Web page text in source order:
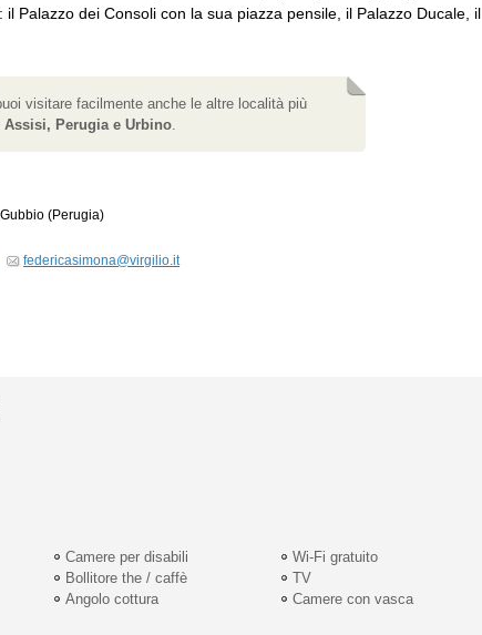
il Palazzo dei Consoli con la sua piazza pensile, il Palazzo Ducale, il
visitare facilmente anche le altre località più
Assisi, Perugia e Urbino.
Gubbio (Perugia)
federicasimona@virgilio.it
Camere per disabili
Wi-Fi gratuito
Bollitore the / caffè
TV
Angolo cottura Camere con vasca